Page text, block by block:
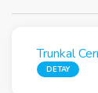
Trunkal
DETAY